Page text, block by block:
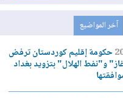
المواضيع
إقليم كوردستان ترفض
و"نفط الهلال" بتزويد بغداد